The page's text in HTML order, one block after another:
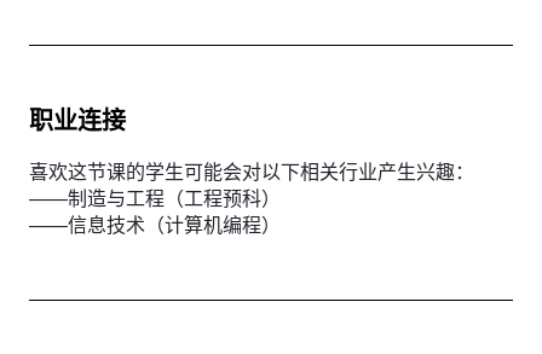
职业连接
喜欢这节课的学生可能会对以下相关行业产生兴趣：
——制造与工程（工程预科）
——信息技术（计算机编程）